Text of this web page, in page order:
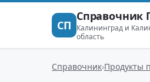
СП
Справочник
Калининград и
область
Справочник Продукты